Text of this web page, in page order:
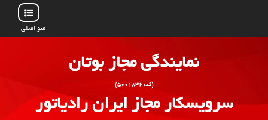
منو اصلی
نمایندگی مجاز بوتان
(کد: ۵۰۰۱۸۳۶)
سرویسکار مجاز ایران رادیاتور